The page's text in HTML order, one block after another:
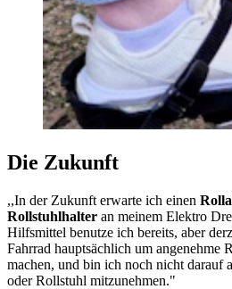
Die Zukunft
,,In der Zukunft erwarte ich einen
Rollstuhlhalter an meinem Elektro
Hilfsmittel benutze ich bereits, aber
Fahrrad hauptsächlich um angenehme
machen, und bin ich noch nicht darauf
oder Rollstuhl mitzunehmen."